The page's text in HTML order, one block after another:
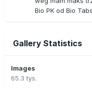
Bio PK od Bio
Gallery Statistics
Images
65.3 tys.